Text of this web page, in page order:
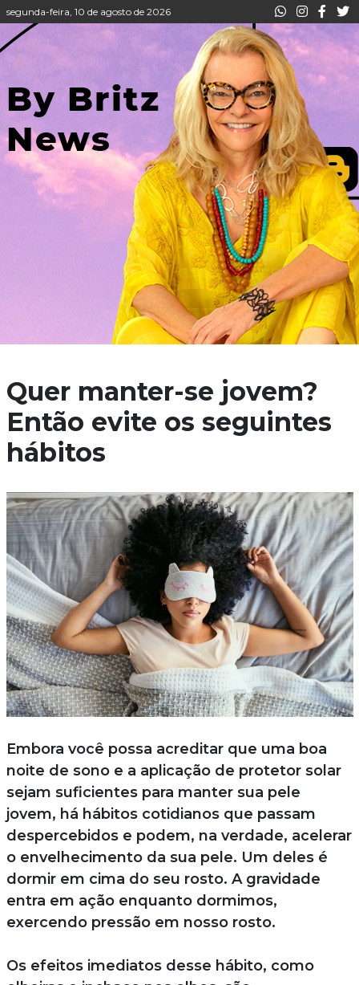
segunda-feira, 10 de agosto de 2026
Quer manter-se jovem?
Então evite os seguintes
hábitos
Embora você possa acreditar que uma boa
noite de sono e a aplicação de protetor solar
sejam suficientes para manter sua pele
jovem, há hábitos cotidianos que passam
despercebidos e podem, na verdade, acelerar
o envelhecimento da sua pele. Um deles é
dormir em cima do seu rosto. A gravidade
entra em ação enquanto dormimos,
exercendo pressão em nosso rosto.
Os efeitos imediatos desse hábito, como